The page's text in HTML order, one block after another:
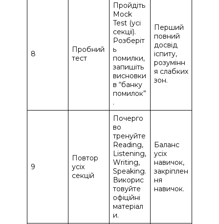
8
Пробний
тест
Пройдіть
Mock
Test (усі
секції).
Розберіт
ь
помилки,
запишіть
висновки
в “банку
помилок”
.
Перший
повний
досвід
іспиту,
розумінн
я слабких
зон.
9
Повтор
усіх
секцій
Почерго
во
тренуйте
Reading,
Listening,
Writing,
Speaking.
Викорис
товуйте
офіційні
матеріал
и.
Баланс
усіх
навичок,
закріплен
ня
навичок.